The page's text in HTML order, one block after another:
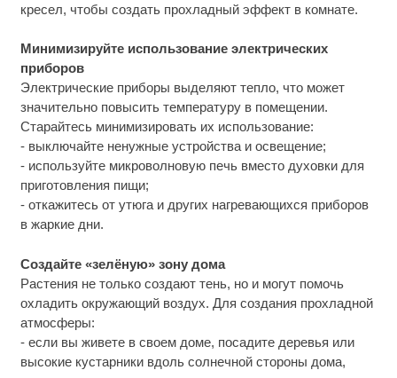
кресел, чтобы создать прохладный эффект в комнате.
Минимизируйте использование электрических
приборов
Электрические приборы выделяют тепло, что может
значительно повысить температуру в помещении.
Старайтесь минимизировать их использование:
- выключайте ненужные устройства и освещение;
- используйте микроволновую печь вместо духовки для
приготовления пищи;
- откажитесь от утюга и других нагревающихся приборов
в жаркие дни.
Создайте «зелёную» зону дома
Растения не только создают тень, но и могут помочь
охладить окружающий воздух. Для создания прохладной
атмосферы:
- если вы живете в своем доме, посадите деревья или
высокие кустарники вдоль солнечной стороны дома,